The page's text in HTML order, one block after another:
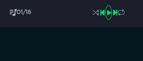
01/16